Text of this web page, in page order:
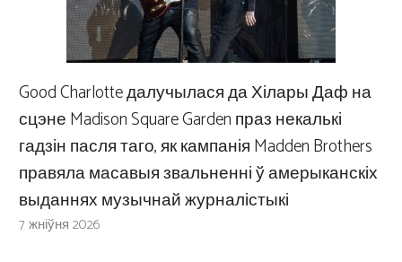
Good Charlotte далучылася да Хілары Даф на
сцэне Madison Square Garden праз некалькі
гадзін пасля таго, як кампанія Madden Brothers
правяла масавыя звальненні ў амерыканскіх
выданнях музычнай журналістыкі
7 жніўня 2026